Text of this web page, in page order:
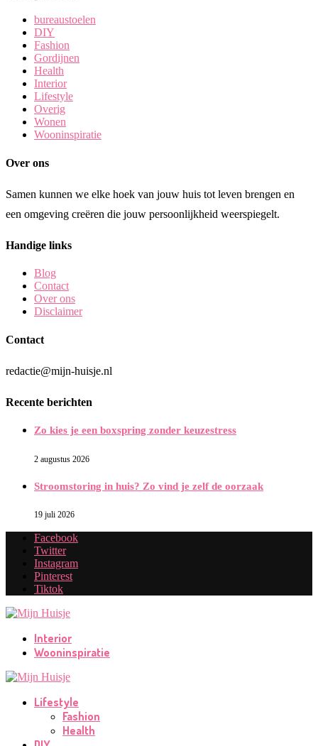
bureaustoelen
DIY
Fashion
Gordijnen
Health
Interior
Lifestyle
Overig
Wonen
Wooninspiratie
Over ons
Samen kunnen we elke hoek van jouw huis tot leven brengen en
een omgeving creëren die jouw persoonlijkheid weerspiegelt.
Handige links
Blog
Contact
Over ons
Disclaimer
Contact
redactie@mijn-huisje.nl
Recente berichten
Zo kies je een boxspring zonder keuzestress
2 augustus 2026
Stroomstoring in huis? Zo vind je zelf de oorzaak
19 juli 2026
Facebook
Twitter
Instagram
Pinterest
Tiktok
Interior
Wooninspiratie
Lifestyle
Fashion
Health